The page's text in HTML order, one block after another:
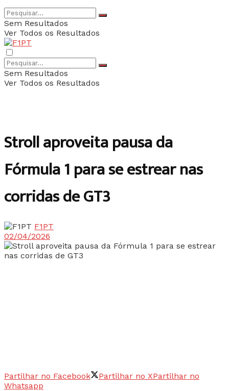
Sem Resultados
Ver Todos os Resultados
Sem Resultados
Ver Todos os Resultados
Stroll aproveita pausa da
Fórmula 1 para se estrear nas
corridas de GT3
F1PT
02/04/2026
Partilhar no Facebook Partilhar no XPartilhar no
Whatsapp